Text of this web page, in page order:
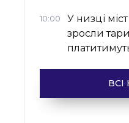
10:00
У низці
зросли